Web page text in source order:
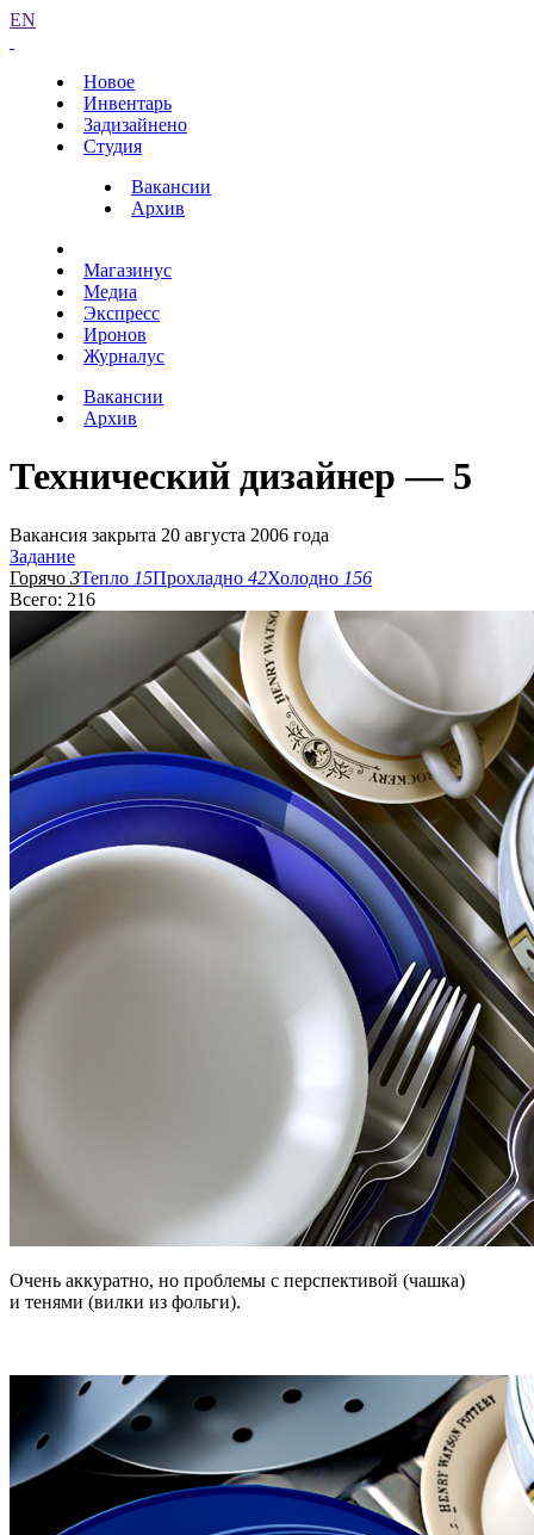
EN
Новое
Инвентарь
Задизайнено
Студия
Вакансии
Архив
Магазинус
Медиа
Экспресс
Иронов
Журналус
Вакансии
Архив
Технический дизайнер — 5
Вакансия закрыта 20 августа 2006 года
Задание
Горячо 3Тепло 15Прохладно 42Холодно 156
Всего: 216
Очень аккуратно, но проблемы с перспективой (чашка)
и тенями (вилки из фольги).